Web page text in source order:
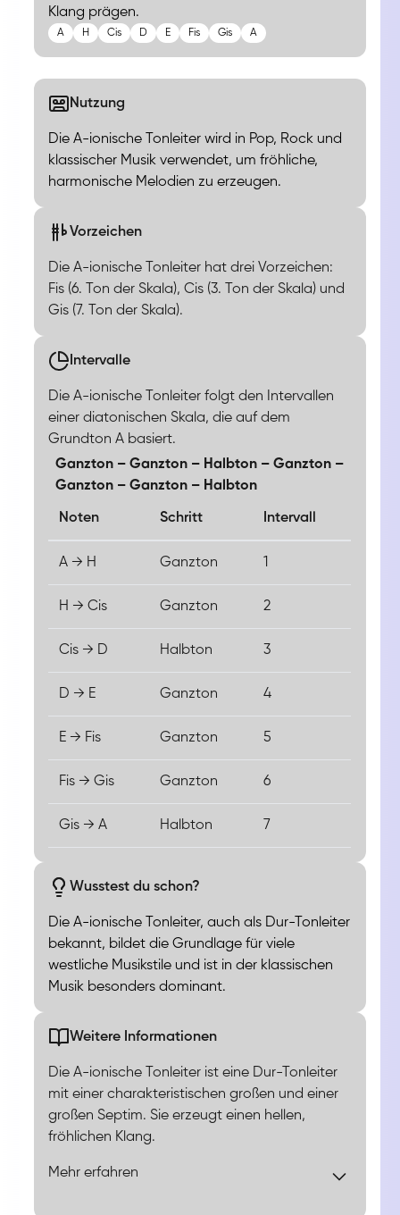
Klang prägen.
A H Cis D E Fis Gis A
Nutzung
Die A-ionische Tonleiter wird in Pop, Rock und
klassischer Musik verwendet, um fröhliche,
harmonische Melodien zu erzeugen.
Vorzeichen
Die A-ionische Tonleiter hat drei Vorzeichen:
Fis (6. Ton der Skala), Cis (3. Ton der Skala) und
Gis (7. Ton der Skala).
Intervalle
Die A-ionische Tonleiter folgt den Intervallen
einer diatonischen Skala, die auf dem
Grundton A basiert.
Ganzton – Ganzton – Halbton – Ganzton –
Ganzton – Ganzton – Halbton
Noten Schritt Intervall
A → H Ganzton
H → Cis Ganzton 2
Cis → D Halbton 3
D → E Ganzton 4
E → Fis Ganzton 5
Fis → Gis Ganzton 6
Gis → A Halbton 7
Wusstest du schon?
Die A-ionische Tonleiter, auch als Dur-Tonleiter
bekannt, bildet die Grundlage für viele
westliche Musikstile und ist in der klassischen
Musik besonders dominant.
Weitere Informationen
Die A-ionische Tonleiter ist eine Dur-Tonleiter
mit einer charakteristischen großen und einer
großen Septim. Sie erzeugt einen hellen,
fröhlichen Klang.
Mehr erfahren